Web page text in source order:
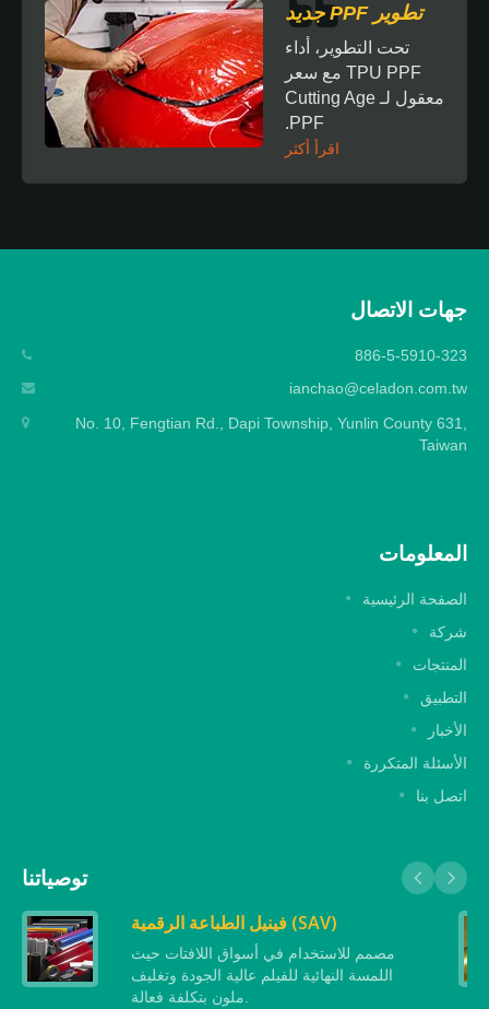
تطوير PPF جديد
تحت التطوير، أداء
TPU PPF مع سعر
معقول لـ Cutting Age
PPF.
اقرأ أكثر
جهات الاتصال
886-5-5910-323
ianchao@celadon.com.tw
No. 10, Fengtian Rd., Dapi Township, Yunlin County 631,
Taiwan
المعلومات
الصفحة الرئيسية
شركة
المنتجات
التطبيق
الأخبار
الأسئلة المتكررة
اتصل بنا
توصياتنا
فينيل الطباعة الرقمية (SAV)
مصمم للاستخدام في أسواق اللافتات حيث
اللمسة النهائية للفيلم عالية الجودة وتغليف